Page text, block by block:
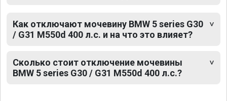
Как отключают мочевину BMW 5 series G30
/ G31 M550d 400 л.с. и на что это влияет?
Сколько стоит отключение мочевины
BMW 5 series G30 / G31 M550d 400 л.с.?